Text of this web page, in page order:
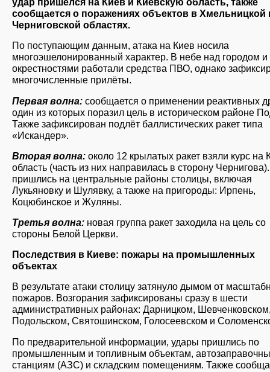
сообщается о поражениях объектов в Хмельницкой
Черниговской областях.
По поступающим данным, атака на Киев носила
многоэшелонированный характер. В небе над городом и
окрестностями работали средства ПВО, однако
многочисленные прилёты.
Первая волна: сообщается о применении реактивных
один из которых поразил цель в историческом районе
Также зафиксирован подлёт баллистических ракет типа
«Искандер».
Вторая волна: около 12 крылатых ракет взяли курс на
область (часть из них направилась в сторону
пришлись на центральные районы столицы, включая
Лукьяновку и Шулявку, а также на пригороды: Ирпень,
Коцюбинское и Жуляны.
Третья волна: новая группа ракет заходила на цель со
стороны Белой Церкви.
Последствия в Киеве: пожары на промышленных
объектах
В результате атаки столицу затянуло дымом от
пожаров. Возгорания зафиксированы сразу в шести
административных районах: Дарницком,
Подольском, Святошинском, Голосеевском и
По предварительной информации, удары пришлись по
промышленным и топливным объектам,
станциям (АЗС) и складским помещениям. Также